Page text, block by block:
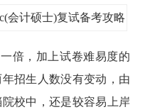
倍，加上试卷难易度的
招生人数没有变动，由
校中，还是较容易上岸